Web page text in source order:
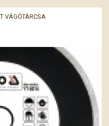
VÁGÓTÁRCSA